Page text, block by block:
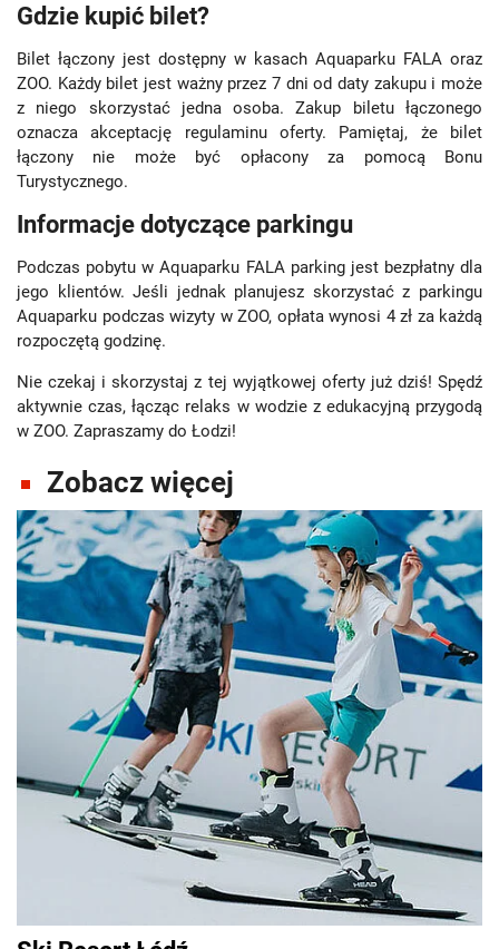
Gdzie kupić bilet?
Bilet łączony jest dostępny w kasach Aquaparku FALA oraz
ZOO. Każdy bilet jest ważny przez 7 dni od daty zakupu i może
z niego skorzystać jedna osoba. Zakup biletu łączonego
oznacza akceptację regulaminu oferty. Pamiętaj, że bilet
łączony nie może być opłacony za pomocą Bonu
Turystycznego.
Informacje dotyczące parkingu
Podczas pobytu w Aquaparku FALA parking jest bezpłatny dla
jego klientów. Jeśli jednak planujesz skorzystać z parkingu
Aquaparku podczas wizyty w ZOO, opłata wynosi 4 zł za każdą
rozpoczętą godzinę.
Nie czekaj i skorzystaj z tej wyjątkowej oferty już dziś! Spędź
aktywnie czas, łącząc relaks w wodzie z edukacyjną przygodą
w ZOO. Zapraszamy do Łodzi!
Zobacz więcej